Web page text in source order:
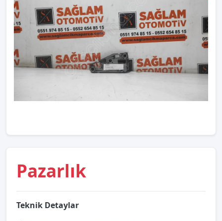
Pazarlık
Teknik Detaylar